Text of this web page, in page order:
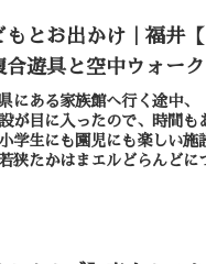
もとお出かけ｜福井
合遊具と空中ウォーク
にある家族館へ行く途中
が目に入ったので、時間
学生にも園児にも楽しい
狭たかはまエルどらんどに